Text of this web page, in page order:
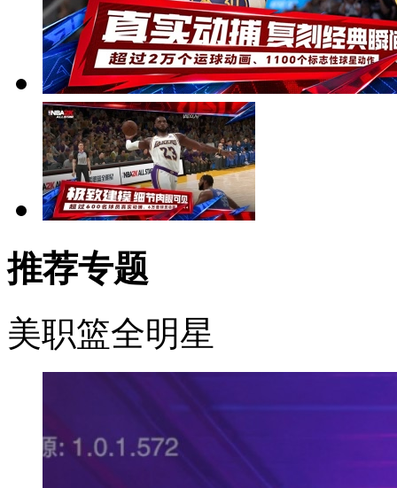
推荐专题
美职篮全明星